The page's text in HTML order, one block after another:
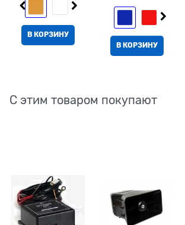
В КОРЗИНУ
В КОРЗИНУ
С этим товаром покупают